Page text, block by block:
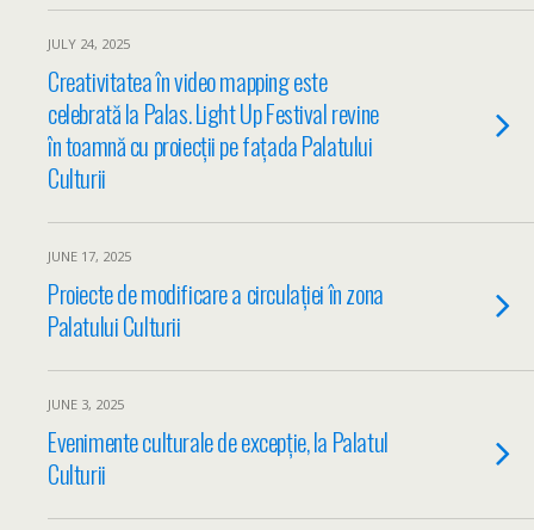
JULY 24, 2025
Creativitatea în video mapping este
celebrată la Palas. Light Up Festival revine
în toamnă cu proiecții pe fațada Palatului
Culturii
JUNE 17, 2025
Proiecte de modificare a circulației în zona
Palatului Culturii
JUNE 3, 2025
Evenimente culturale de excepție, la Palatul
Culturii